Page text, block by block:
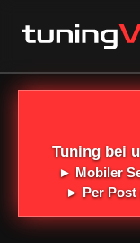
Tuning bei
► Mobiler
►Per Post